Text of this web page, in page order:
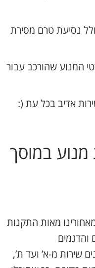
נסיעת טרם מסירת
המנוע שהורכב עבור
אדיב בכל עת (:
במוסך
מאות התקנות
והדגמים
שירות מ-א’ ועד ת’,